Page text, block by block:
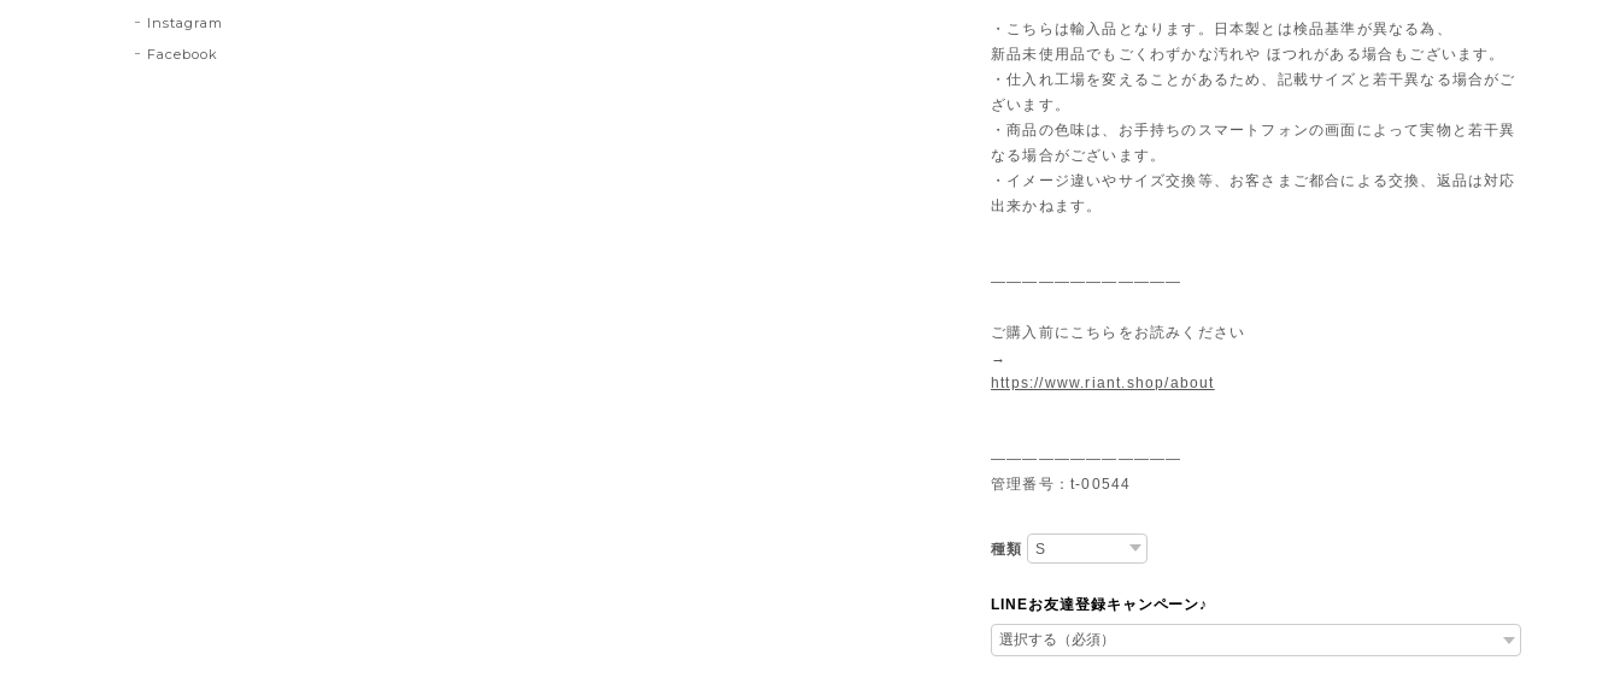
・こちらは輸入品となります。日本製とは検品基準が異なる為、
新品未使用品でもごくわずかな汚れや ほつれがある場合もございます。
・仕入れ工場を変えることがあるため、記載サイズと若干異なる場合がご
ざいます。
・商品の色味は、お手持ちのスマートフォンの画面によって実物と若干異
なる場合がございます。
・イメージ違いやサイズ交換等、お客さまご都合による交換、返品は対応
出来かねます。
————————————
ご購入前にこちらをお読みください
→
https://www.riant.shop/about
————————————
管理番号：t-00544
種類
LINEお友達登録キャンペーン♪
Instagram
Facebook